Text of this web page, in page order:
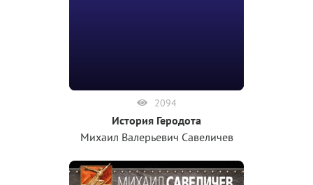
2094
История Геродота
Михаил Валерьевич Савеличев